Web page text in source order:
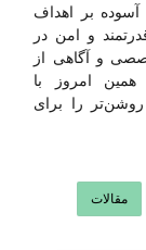
بر اهداف
و امن در
و آگاهی از
همین امروز با
روشن‌تر را برای
مقالات